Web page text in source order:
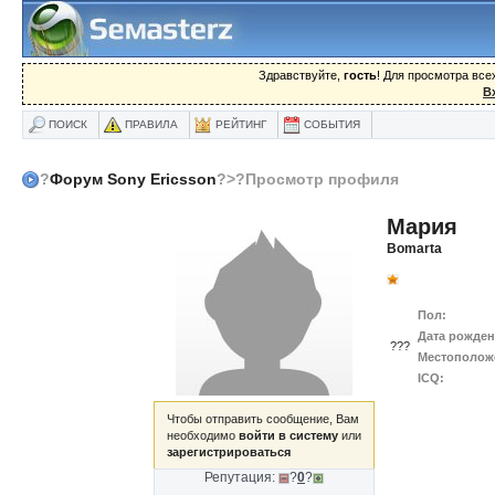
Здравствуйте, гость! Для просмотра
ПОИСК ПРАВИЛА РЕЙТИНГ СОБЫТИЯ
?Форум Sony Ericsson?>?Просмотр профиля
Чтобы отправить сообщение, Вам
необходимо войти в систему или
зарегистрироваться
Репутация: ?0?
Мария
Bomarta
???
Пол:
Дата
ICQ: